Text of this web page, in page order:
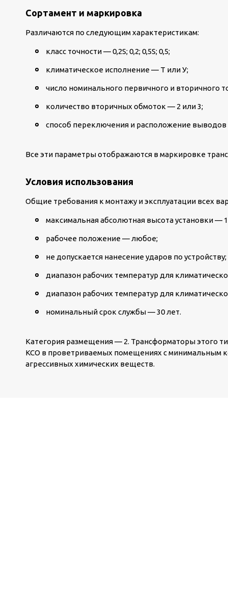
Сортамент и маркировка
Различаются по следующим характеристикам:
класс точности — 0,2S; 0,2; 0,5S; 0,5;
климатическое исполнение — Т или У;
число номинального первичного и вторичного
количество вторичных обмоток — 2 или 3;
способ переключения и расположение
Все эти параметры отображаются в маркировке
Условия использования
Общие требования к монтажу и эксплуатации всех
максимальная абсолютная высота установки —
рабочее положение — любое;
не допускается нанесение ударов по устройству;
диапазон рабочих температур для
диапазон рабочих температур для
номинальный срок службы — 30 лет.
Категория размещения — 2. Трансформаторы этого
КСО в проветриваемых помещениях с минимальным
агрессивных химических веществ.